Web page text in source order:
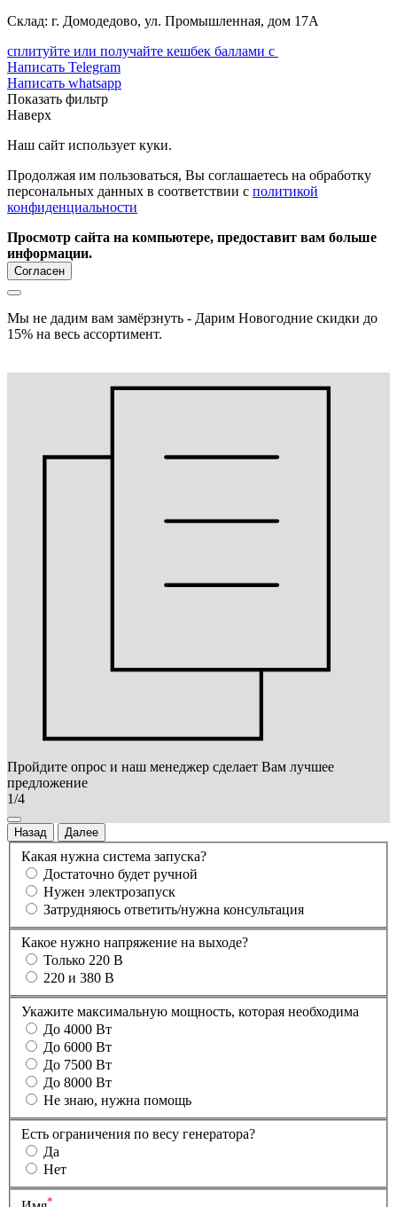
Склад: г. Домодедово, ул. Промышленная, дом 17А
сплитуйте или получайте кешбек баллами с
Написать Telegram
Написать whatsapp
Показать фильтр
Наверх
Наш сайт использует куки.
Продолжая им пользоваться, Вы соглашаетесь на обработку
персональных данных в соответствии с политикой
конфиденциальности
Просмотр сайта на компьютере, предоставит вам больше
информации.
Согласен
Мы не дадим вам замёрзнуть - Дарим Новогодние скидки до
15% на весь ассортимент.
Пройдите опрос и наш менеджер сделает Вам лучшее
предложение
1/4
Назад Далее
Какая нужна система запуска?
Достаточно будет ручной
Нужен электрозапуск
Затрудняюсь ответить/нужна консультация
Какое нужно напряжение на выходе?
Только 220 В
220 и 380 В
Укажите максимальную мощность, которая необходима
До 4000 Вт
До 6000 Вт
До 7500 Вт
До 8000 Вт
Не знаю, нужна помощь
Есть ограничения по весу генератора?
Да
Нет
*